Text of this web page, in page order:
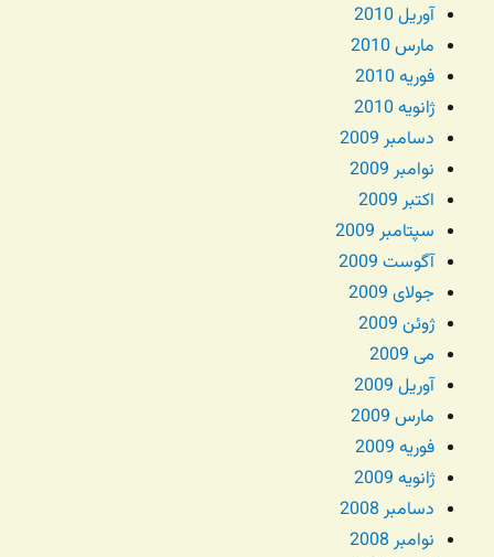
آوریل 2010
مارس 2010
فوریه 2010
ژانویه 2010
دسامبر 2009
نوامبر 2009
اکتبر 2009
سپتامبر 2009
آگوست 2009
جولای 2009
ژوئن 2009
می 2009
آوریل 2009
مارس 2009
فوریه 2009
ژانویه 2009
دسامبر 2008
نوامبر 2008